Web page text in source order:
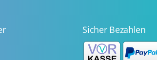
Sicher Bezahlen